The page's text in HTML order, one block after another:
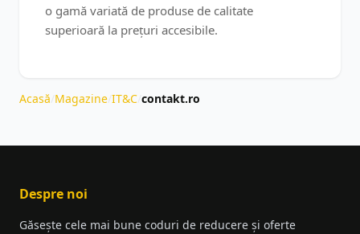
o gamă variată de produse de calitate
superioară la prețuri accesibile.
Acasă Magazine IT&C contakt.ro
Despre noi
Găsește cele mai bune coduri de reducere și oferte